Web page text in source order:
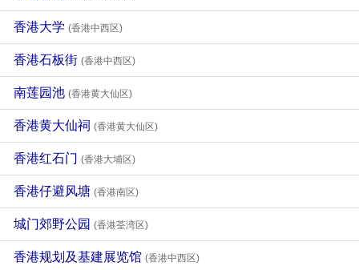
香港大学 (香港中西区)
香港石板街 (香港中西区)
南莲园池 (香港黄大仙区)
香港黄大仙祠 (香港黄大仙区)
香港红石门 (香港大埔区)
香港仔避风塘 (香港南区)
城门郊野公园 (香港荃湾区)
香港规划及基建展览馆 (香港中西区)